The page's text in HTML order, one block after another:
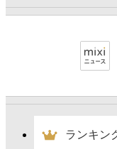
ランキン